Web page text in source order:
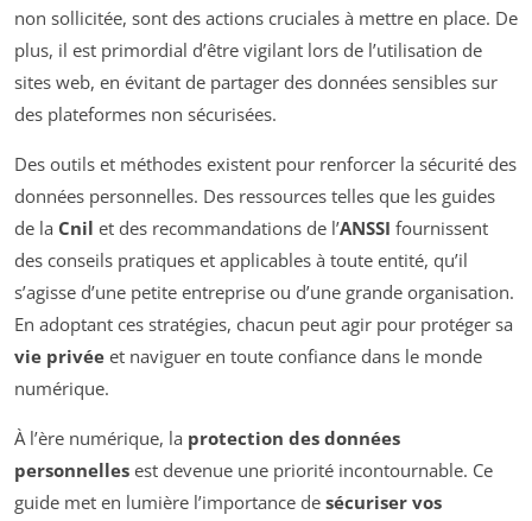
non sollicitée, sont des actions cruciales à mettre en place. De
plus, il est primordial d’être vigilant lors de l’utilisation de
sites web, en évitant de partager des données sensibles sur
des plateformes non sécurisées.
Des outils et méthodes existent pour renforcer la sécurité des
données personnelles. Des ressources telles que les guides
de la Cnil et des recommandations de l’ANSSI fournissent
des conseils pratiques et applicables à toute entité, qu’il
s’agisse d’une petite entreprise ou d’une grande organisation.
En adoptant ces stratégies, chacun peut agir pour protéger sa
vie privée et naviguer en toute confiance dans le monde
numérique.
À l’ère numérique, la protection des données
personnelles est devenue une priorité incontournable. Ce
guide met en lumière l’importance de sécuriser vos